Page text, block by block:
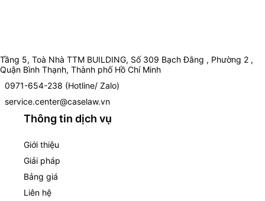
Tầng 5, Toà Nhà TTM BUILDING, Số 309 Bạch Đằng , Phường 2 ,
Quận Bình Thạnh, Thành phố Hồ Chí Minh
0971-654-238 (Hotline/ Zalo)
service.center@caselaw.vn
Thông tin dịch vụ
Giới thiệu
Giải pháp
Bảng giá
Liên hệ